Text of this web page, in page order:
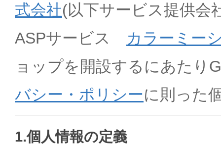
式会社(以下サービス提供会
ASPサービス
カラーミー
ョップを開設するにあたり
バシー・ポリシーに則った
1.個人情報の定義